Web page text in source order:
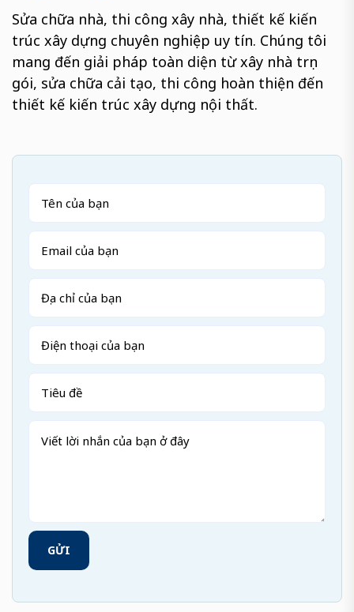
Sửa chữa nhà, thi công xây nhà, thiết kế kiến
trúc xây dựng chuyên nghiệp uy tín. Chúng tôi
mang đến giải pháp toàn diện từ xây nhà trọn
gói, sửa chữa cải tạo, thi công hoàn thiện đến
thiết kế kiến trúc xây dựng nội thất.
GỬI